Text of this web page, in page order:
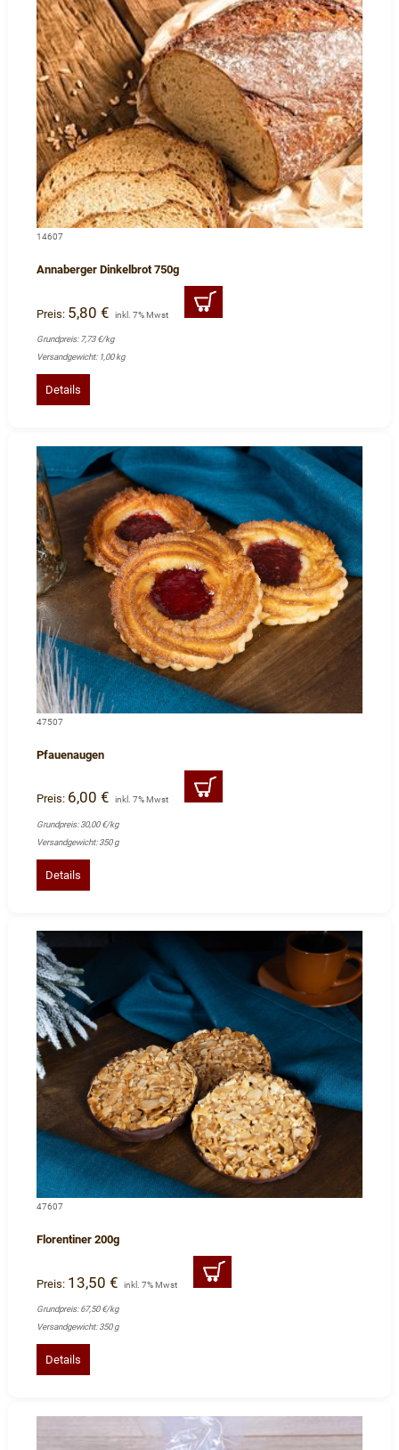
14607
Annaberger Dinkelbrot 750g
Preis: 5,80 € inkl. 7% Mwst
Grundpreis: 7,73 €/kg
Versandgewicht: 1,00 kg
Details
47507
Pfauenaugen
Preis: 6,00 € inkl. 7% Mwst
Grundpreis: 30,00 €/kg
Versandgewicht: 350 g
Details
47607
Florentiner 200g
Preis: 13,50 € inkl. 7% Mwst
Grundpreis: 67,50 €/kg
Versandgewicht: 350 g
Details